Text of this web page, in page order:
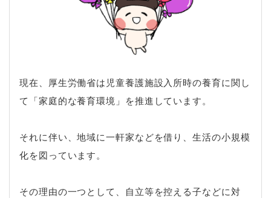
現在、厚生労働省は児童養護施設入所時の養育に関し
て「家庭的な養育環境」を推進しています。
それに伴い、地域に一軒家などを借り、生活の小規模
化を図っています。
その理由の一つとして、自立等を控える子などに対